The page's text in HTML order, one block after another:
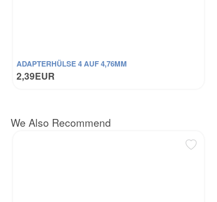
ADAPTERHÜLSE 4 AUF 4,76MM
2,39EUR
We Also Recommend